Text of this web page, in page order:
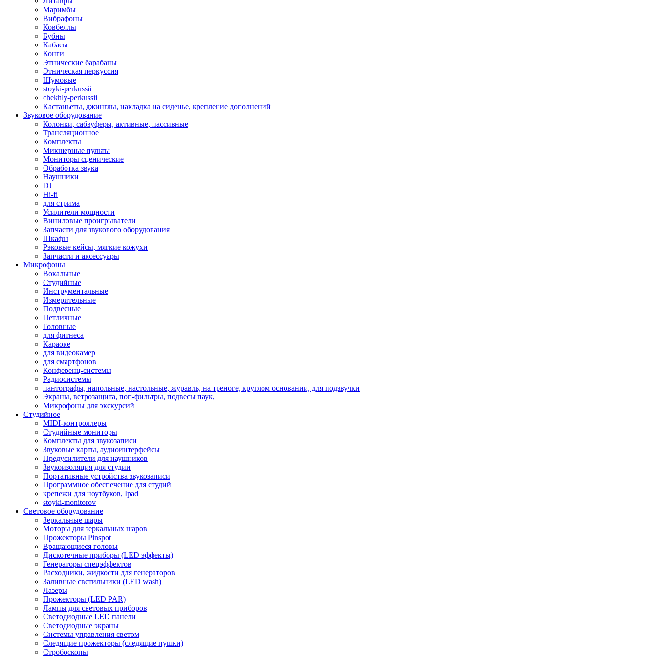
Маримбы
Вибрафоны
Ковбеллы
Бубны
Кабасы
Конги
Этнические барабаны
Этническая перкуссия
Шумовые
stoyki-perkussii
chekhly-perkussii
Кастаньеты, джинглы, накладка на сиденье, крепление дополнений
Звуковое оборудование
Колонки, сабвуферы, активные, пассивные
Трансляционное
Комплекты
Микшерные пульты
Мониторы сценические
Обработка звука
Наушники
DJ
Hi-fi
для стрима
Усилители мощности
Виниловые проигрыватели
Запчасти для звукового оборудования
Шкафы
Рэковые кейсы, мягкие кожухи
Запчасти и аксессуары
Микрофоны
Вокальные
Студийные
Инструментальные
Измерительные
Подвесные
Петличные
Головные
для фитнеса
Караоке
для видеокамер
для смартфонов
Конференц-системы
Радиосистемы
пантографы, напольные, настольные, журавль, на треноге, круглом основании, для подзвучки
Экраны, ветрозащита, поп-фильтры, подвесы паук,
Микрофоны для экскурсий
Студийное
MIDI-контроллеры
Студийные мониторы
Комплекты для звукозаписи
Звуковые карты, аудиоинтерфейсы
Предусилители для наушников
Звукоизоляция для студии
Портативные устройства звукозаписи
Программное обеспечение для студий
крепежи для ноутбуков, Ipad
stoyki-monitorov
Световое оборудование
Зеркальные шары
Моторы для зеркальных шаров
Прожекторы Pinspot
Вращающиеся головы
Дискотечные приборы (LED эффекты)
Генераторы спецэффектов
Расходники, жидкости для генераторов
Заливные светильники (LED wash)
Лазеры
Прожекторы (LED PAR)
Лампы для световых приборов
Светодиодные LED панели
Светодиодные экраны
Системы управления светом
Следящие прожекторы (следящие пушки)
Стробоскопы